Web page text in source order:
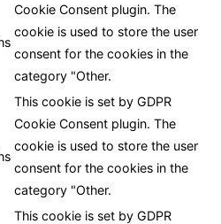
Cookie Consent plugin. The
cookie is used to store the user
consent for the cookies in the
category "Other.
This cookie is set by GDPR
Cookie Consent plugin. The
cookie is used to store the user
consent for the cookies in the
category "Other.
This cookie is set by GDPR